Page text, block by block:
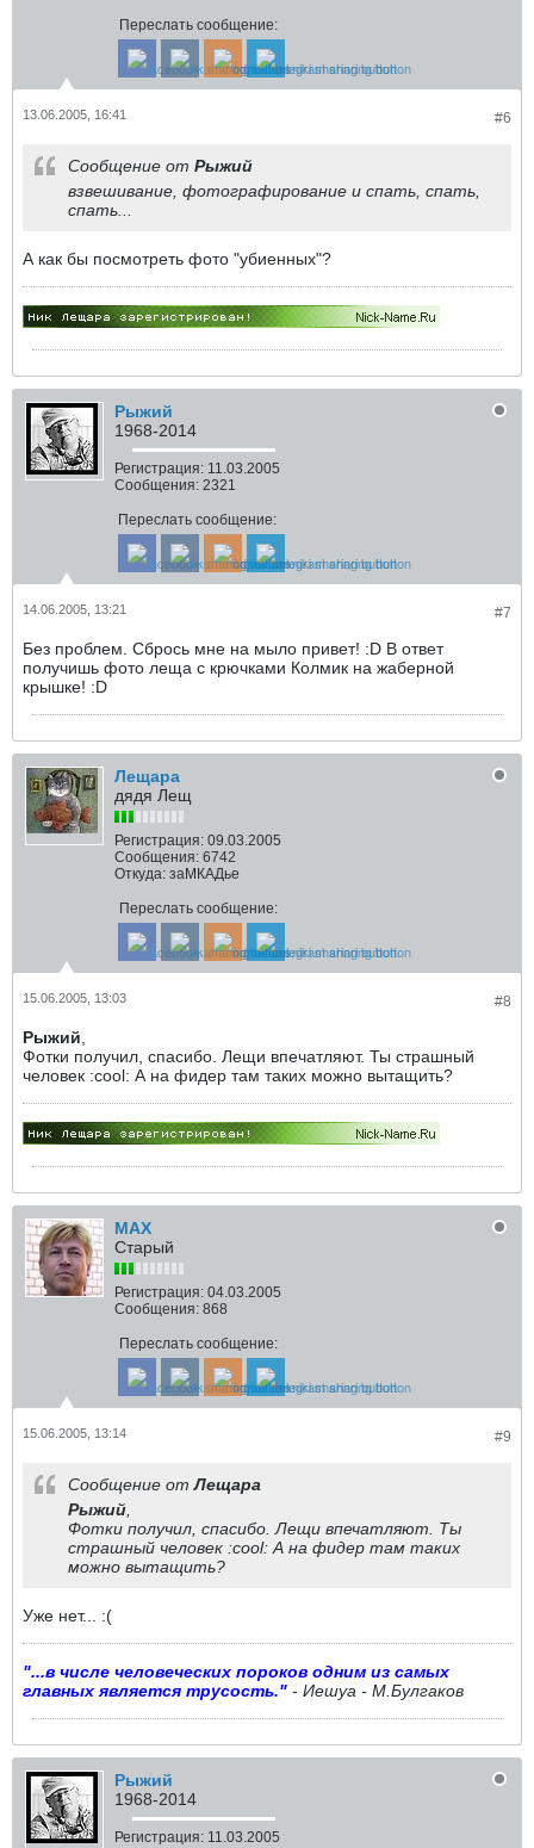
Переслать сообщение:
#6
13.06.2005, 16:41
Сообщение от Рыжий
взвешивание, фотографирование и спать, спать,
спать...
А как бы посмотреть фото "убиенных"?
Рыжий
1968-2014
Регистрация: 11.03.2005
Сообщения: 2321
Переслать сообщение:
#7
14.06.2005, 13:21
Без проблем. Сбрось мне на мыло привет! :D В ответ
получишь фото леща с крючками Колмик на жаберной
крышке! :D
Лещара
дядя Лещ
Регистрация: 09.03.2005
Сообщения: 6742
Откуда: заМКАДье
Переслать сообщение:
#8
15.06.2005, 13:03
Рыжий
Фотки получил, спасибо. Лещи впечатляют. Ты страшный
человек :cool: А на фидер там таких можно вытащить?
MAX
Старый
Регистрация: 04.03.2005
Сообщения: 868
Переслать сообщение:
#9
15.06.2005, 13:14
Сообщение отЛещара
Рыжий
Фотки получил, спасибо. Лещи впечатляют. Ты
страшный человек :cool: А на фидер там таких
можно вытащить?
Уже нет... :(
"...в числе человеческих пороков одним из самых
главных является трусость." - Иешуа - М.Булгаков
Рыжий
1968-2014
Регистрация: 11.03.2005